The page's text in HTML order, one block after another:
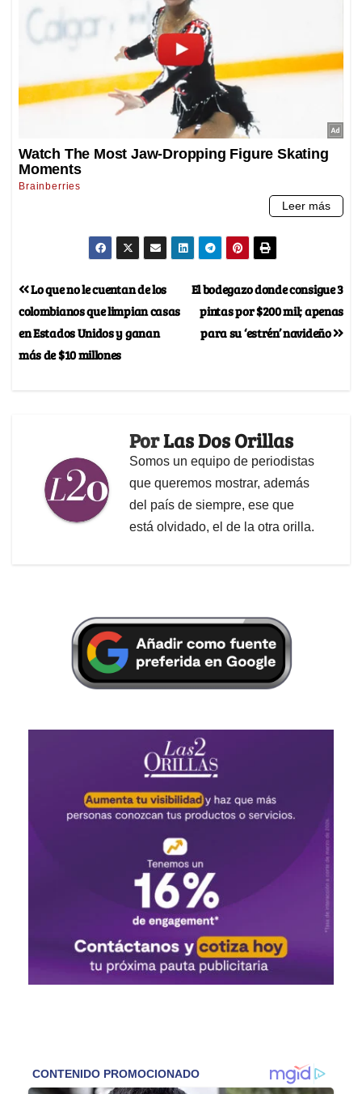
El bodegazo donde consigue 3
pintas por $200 mil; apenas
para su ‘estrén’ navideño
Lo que no le cuentan de los
colombianos que limpian casas
en Estados Unidos y ganan
más de $10 millones
PorLas Dos Orillas
Somos un equipo de periodistas
que queremos mostrar, además
del país de siempre, ese que
está olvidado, el de la otra orilla.